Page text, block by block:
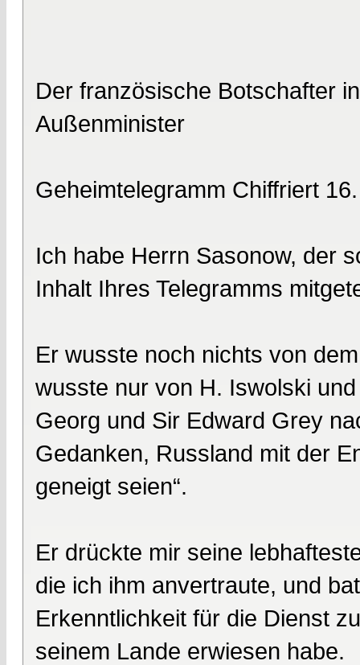
Der französische Botschafter
Außenminister
Geheimtelegramm Chiffriert
Ich habe Herrn Sasonow, der
Inhalt Ihres Telegramms
Er wusste noch nichts von
wusste nur von H. Iswolski
Georg und Sir Edward Grey
Gedanken, Russland mit der
geneigt seien“.
Er drückte mir seine
die ich ihm anvertraute, und
Erkenntlichkeit für die Dienst
seinem Lande erwiesen habe.